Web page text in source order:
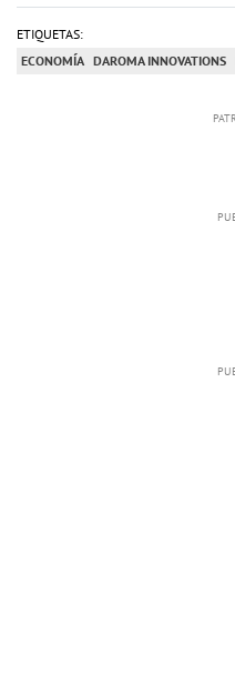
ETIQUETAS:
ECONOMÍA DAROMA INNOVATIONS